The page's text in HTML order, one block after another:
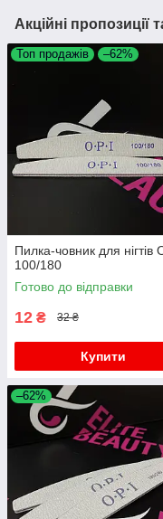
Акційні пропозиції
Топ продажів –62%
Пилка-човник для нігтів
100/180
Готово до відправки
12 ₴ 32 ₴
Купити
–62%